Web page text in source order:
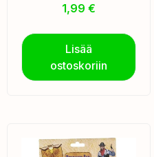
1,99 €
Lisää
ostoskoriin